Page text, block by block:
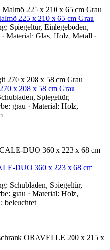
225 x 210 x 65 cm Grau
Spiegeltür, Einlegeböden,
Material: Glas, Holz, Metall ·
x 208 x 58 cm Grau
Spiegeltür,
grau · Material: Holz,
DUO 360 x 223 x 68 cm
Schubladen, Spiegeltür,
grau · Material: Holz,
beleuchtet